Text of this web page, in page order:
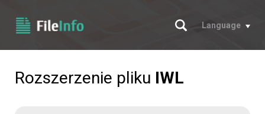
Szukaj
Language
Rozszerzenie pliku IWL